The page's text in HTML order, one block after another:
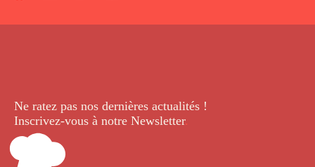
Ne ratez pas nos dernières actualités !
Inscrivez-vous à notre Newsletter.